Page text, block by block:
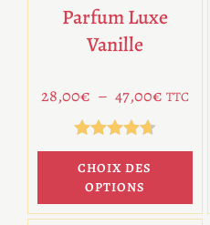
Parfum Luxe
Vanille
28,00€ – 47,00€ TTC
Note4.75
sur 5
CHOIX DES
OPTIONS